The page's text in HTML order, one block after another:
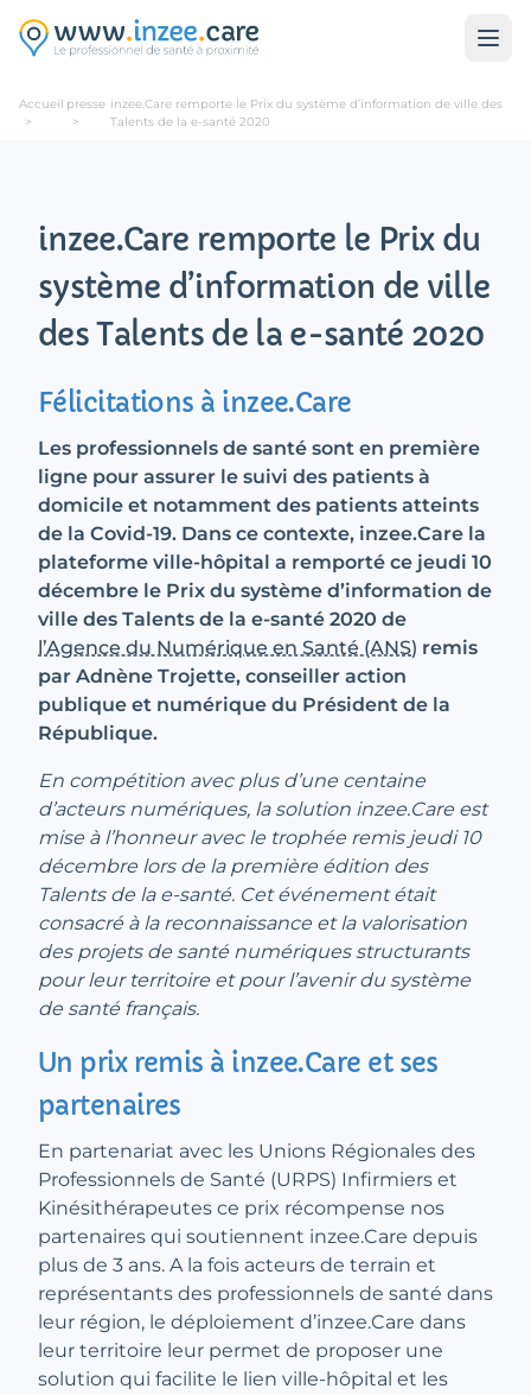
Accueil
>
presse
>
inzee.Care remporte le Prix du système d’information de ville des
Talents de la e-santé 2020
inzee.Care remporte le Prix du
système d’information de ville
des Talents de la e-santé 2020
Félicitations à inzee.Care
Les professionnels de santé sont en première
ligne pour assurer le suivi des patients à
domicile et notamment des patients atteints
de la Covid-19. Dans ce contexte, inzee.Care la
plateforme ville-hôpital a remporté ce jeudi 10
décembre le Prix du système d’information de
ville des Talents de la e-santé 2020 de
l’Agence du Numérique en Santé (ANS) remis
par Adnène Trojette, conseiller action
publique et numérique du Président de la
République.
En compétition avec plus d’une centaine
d’acteurs numériques, la solution inzee.Care est
mise à l’honneur avec le trophée remis jeudi 10
décembre lors de la première édition des
Talents de la e-santé. Cet événement était
consacré à la reconnaissance et la valorisation
des projets de santé numériques structurants
pour leur territoire et pour l’avenir du système
de santé français.
Un prix remis à inzee.Care et ses
partenaires
En partenariat avec les Unions Régionales des
Professionnels de Santé (URPS) Infirmiers et
Kinésithérapeutes ce prix récompense nos
partenaires qui soutiennent inzee.Care depuis
plus de 3 ans. A la fois acteurs de terrain et
représentants des professionnels de santé dans
leur région, le déploiement d’inzee.Care dans
leur territoire leur permet de proposer une
solution qui facilite le lien ville-hôpital et les